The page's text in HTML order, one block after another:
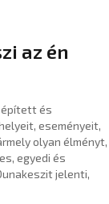
az én
épített és
eseményeit,
olyan élményt,
egyedi és
jelenti,